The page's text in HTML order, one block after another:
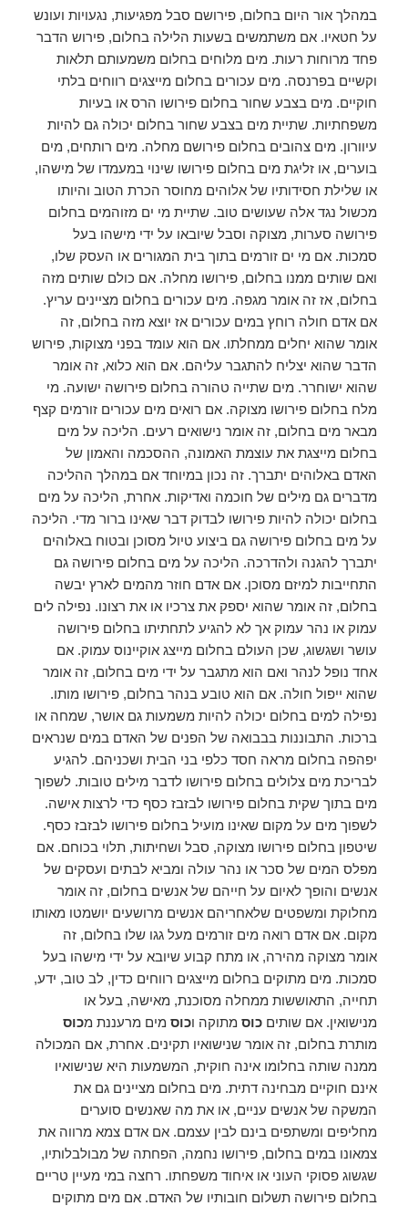
במהלך אור היום בחלום, פירושם סבל מפגיעות, נגעויות ועונש
על חטאיו. אם משתמשים בשעות הלילה בחלום, פירוש הדבר
פחד מרוחות רעות. מים מלוחים בחלום משמעותם תלאות
וקשיים בפרנסה. מים עכורים בחלום מייצגים רווחים בלתי
חוקיים. מים בצבע שחור בחלום פירושו הרס או בעיות
משפחתיות. שתיית מים בצבע שחור בחלום יכולה גם להיות
עיוורון. מים צהובים בחלום פירושם מחלה. מים רותחים, מים
בוערים, או זליגת מים בחלום פירושו שינוי במעמדו של מישהו,
או שלילת חסידותיו של אלוהים מחוסר הכרת הטוב והיותו
מכשול נגד אלה שעושים טוב. שתיית מי ים מזוהמים בחלום
פירושה סערות, מצוקה וסבל שיובאו על ידי מישהו בעל
סמכות. אם מי ים זורמים בתוך בית המגורים או העסק שלו,
ואם שותים ממנו בחלום, פירושו מחלה. אם כולם שותים מזה
בחלום, אז זה אומר מגפה. מים עכורים בחלום מציינים עריץ.
אם אדם חולה רוחץ במים עכורים אז יוצא מזה בחלום, זה
אומר שהוא יחלים ממחלתו. אם הוא עומד בפני מצוקות, פירוש
הדבר שהוא יצליח להתגבר עליהם. אם הוא כלוא, זה אומר
שהוא ישוחרר. מים שתייה טהורה בחלום פירושה ישועה. מי
מלח בחלום פירושו מצוקה. אם רואים מים עכורים זורמים קצף
מבאר מים בחלום, זה אומר נישואים רעים. הליכה על מים
בחלום מייצגת את עוצמת האמונה, ההסכמה והאמון של
האדם באלוהים יתברך. זה נכון במיוחד אם במהלך ההליכה
מדברים גם מילים של חוכמה ואדיקות. אחרת, הליכה על מים
בחלום יכולה להיות פירושו לבדוק דבר שאינו ברור מדי. הליכה
על מים בחלום פירושה גם ביצוע טיול מסוכן ובטוח באלוהים
יתברך להגנה ולהדרכה. הליכה על מים בחלום פירושה גם
התחייבות למיזם מסוכן. אם אדם חוזר מהמים לארץ יבשה
בחלום, זה אומר שהוא יספק את צרכיו או את רצונו. נפילה לים
עמוק או נהר עמוק אך לא להגיע לתחתיתו בחלום פירושה
עושר ושגשוג, שכן העולם בחלום מייצג אוקיינוס ​​עמוק. אם
אחד נופל לנהר ואם הוא מתגבר על ידי מים בחלום, זה אומר
שהוא ייפול חולה. אם הוא טובע בנהר בחלום, פירושו מותו.
נפילה למים בחלום יכולה להיות משמעות גם אושר, שמחה או
ברכות. התבוננות בבבואה של הפנים של האדם במים שנראים
יפהפה בחלום מראה חסד כלפי בני הבית ושכניהם. להגיע
לבריכת מים צלולים בחלום פירושו לדבר מילים טובות. לשפוך
מים בתוך שקית בחלום פירושו לבזבז כסף כדי לרצות אישה.
לשפוך מים על מקום שאינו מועיל בחלום פירושו לבזבז כסף.
שיטפון בחלום פירושו מצוקה, סבל ושחיתות, תלוי בכוחם. אם
מפלס המים של סכר או נהר עולה ומביא לבתים ועסקים של
אנשים והופך לאיום על חייהם של אנשים בחלום, זה אומר
מחלוקת ומשפטים שלאחריהם אנשים מרושעים יושמטו מאותו
מקום. אם אדם רואה מים זורמים מעל גגו שלו בחלום, זה
אומר מצוקה מהירה, או מתח קבוע שיובא על ידי מישהו בעל
סמכות. מים מתוקים בחלום מייצגים רווחים כדין, לב טוב, ידע,
תחייה, התאוששות ממחלה מסוכנת, מאישה, בעל או
מנישואין. אם שותיםכוס מתוקה וכוס מים מרעננת מכוס
מותרת בחלום, זה אומר שנישואיו תקינים. אחרת, אם המכולה
ממנה שותה בחלומו אינה חוקית, המשמעות היא שנישואיו
אינם חוקיים מבחינה דתית. מים בחלום מציינים גם את
המשקה של אנשים עניים, או את מה שאנשים סוערים
מחליפים ומשתפים בינם לבין עצמם. אם אדם צמא מרווה את
צמאונו במים בחלום, פירושו נחמה, הפחתה של מבולבלותיו,
שגשוג פסוקי העוני או איחוד משפחתו. רחצה במי מעיין טריים
בחלום פירושה תשלום חובותיו של האדם. אם מים מתוקים